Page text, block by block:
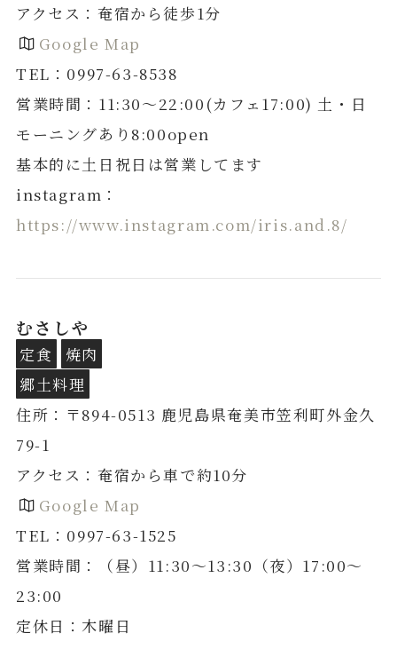
アクセス：奄宿から徒歩1分
Google Map
TEL：0997-63-8538
営業時間：11:30～22:00(カフェ17:00) 土・日
モーニングあり8:00open
基本的に土日祝日は営業してます
instagram：
https://www.instagram.com/iris.and.8/
むさしや
定食
焼肉
郷土料理
住所：〒894-0513 鹿児島県奄美市笠利町外金久
79-1
アクセス：奄宿から車で約10分
Google Map
TEL：0997-63-1525
営業時間：（昼）11:30～13:30（夜）17:00～
23:00
定休日：木曜日